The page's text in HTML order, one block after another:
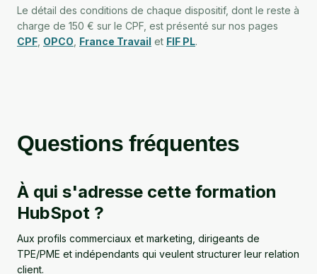
Le détail des conditions de chaque dispositif, dont le reste à
charge de 150 € sur le CPF, est présenté sur nos pages
CPF OPCO France Travail et FIF PL.
Questions fréquentes
À qui s'adresse cette formation
HubSpot ?
Aux profils commerciaux et marketing, dirigeants de
TPE/PME et indépendants qui veulent structurer leur relation
client.